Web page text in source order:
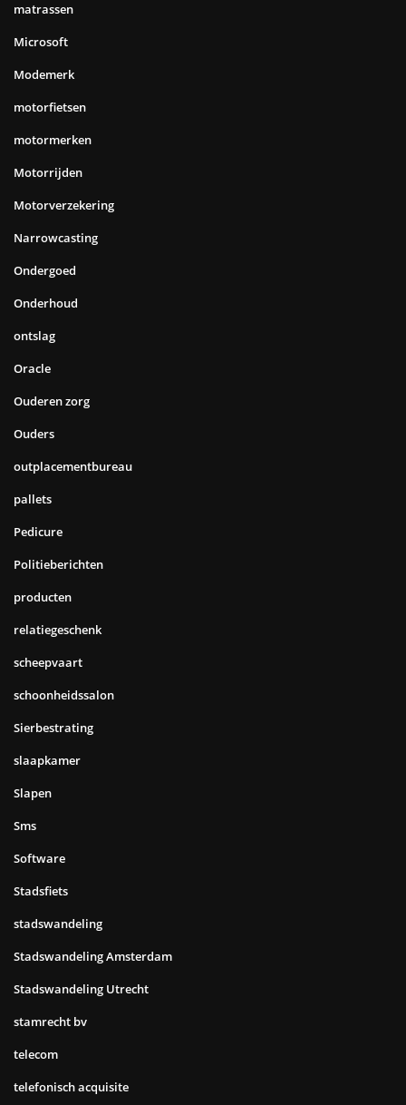
matrassen
Microsoft
Modemerk
motorfietsen
motormerken
Motorrijden
Motorverzekering
Narrowcasting
Ondergoed
Onderhoud
ontslag
Oracle
Ouderen zorg
Ouders
outplacementbureau
pallets
Pedicure
Politieberichten
producten
relatiegeschenk
scheepvaart
schoonheidssalon
Sierbestrating
slaapkamer
Slapen
Sms
Software
Stadsfiets
stadswandeling
Stadswandeling Amsterdam
Stadswandeling Utrecht
stamrecht bv
telecom
telefonisch acquisite